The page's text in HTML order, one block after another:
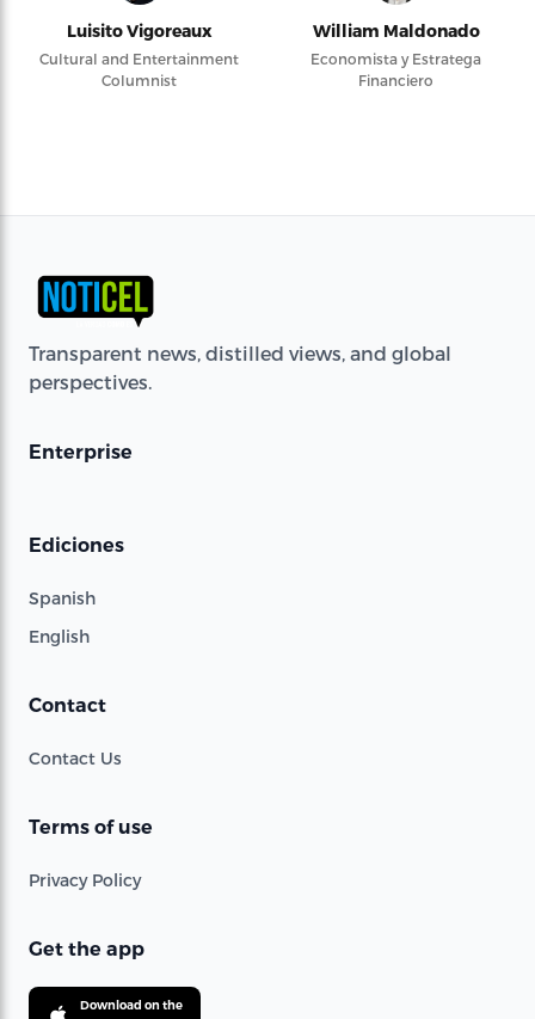
Luisito Vigoreaux
Cultural and Entertainment
Columnist
William Maldonado
Economista y Estratega
Financiero
Transparent news, distilled views, and global
perspectives.
Enterprise
Ediciones
Spanish
English
Contact
Contact Us
Terms of use
Privacy Policy
Get the app
Download on the